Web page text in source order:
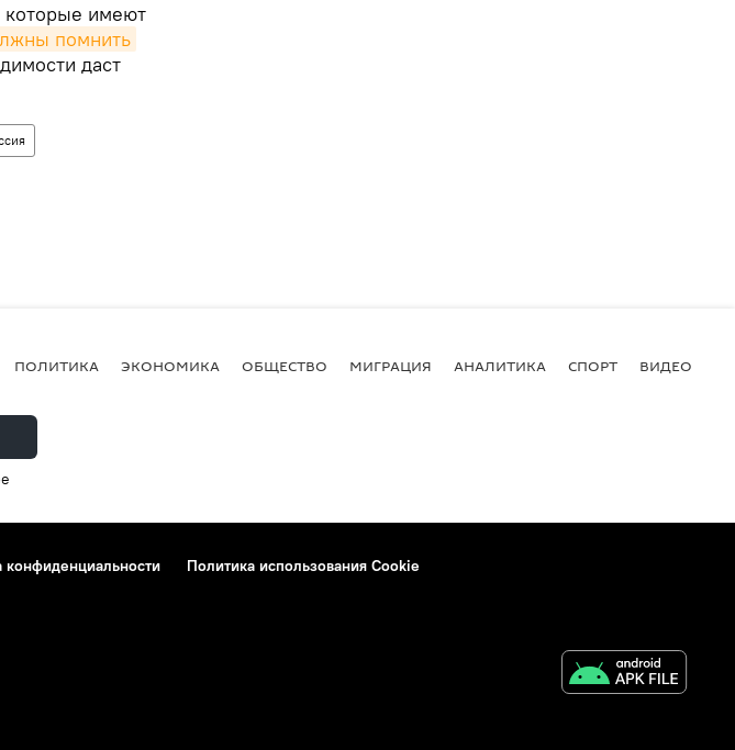
которые имеют
помнить
даст
ПОЛИТИКА ЭКОНОМИКА ОБЩЕСТВО МИГРАЦИЯ АНАЛИТИКА СПОРТ ВИДЕО
конфиденциальности
Политика использования Cookie